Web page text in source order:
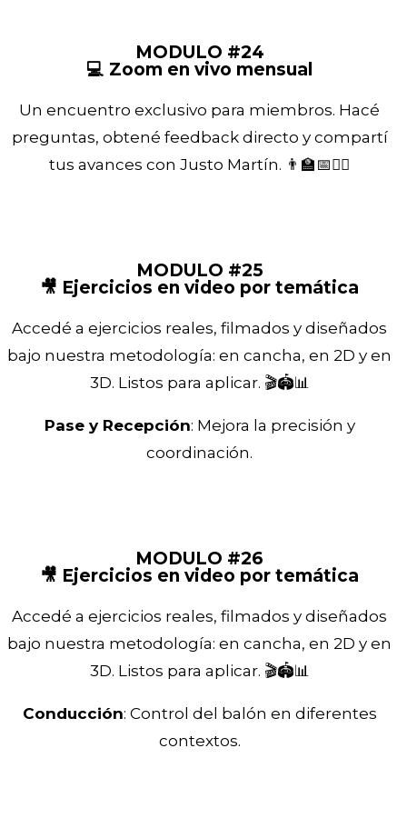
MODULO #24
💻 Zoom en vivo mensual
Un encuentro exclusivo para miembros. Hacé
preguntas, obtené feedback directo y compartí
tus avances con Justo Martín. 👨‍🏫📅🙋‍♂️
MODULO #25
🎥 Ejercicios en video por temática
Accedé a ejercicios reales, filmados y diseñados
bajo nuestra metodología: en cancha, en 2D y en
3D. Listos para aplicar. 🎬🏟️📊
Pase y Recepción: Mejora la precisión y
coordinación.
MODULO #26
🎥 Ejercicios en video por temática
Accedé a ejercicios reales, filmados y diseñados
bajo nuestra metodología: en cancha, en 2D y en
3D. Listos para aplicar. 🎬🏟️📊
Conducción: Control del balón en diferentes
contextos.